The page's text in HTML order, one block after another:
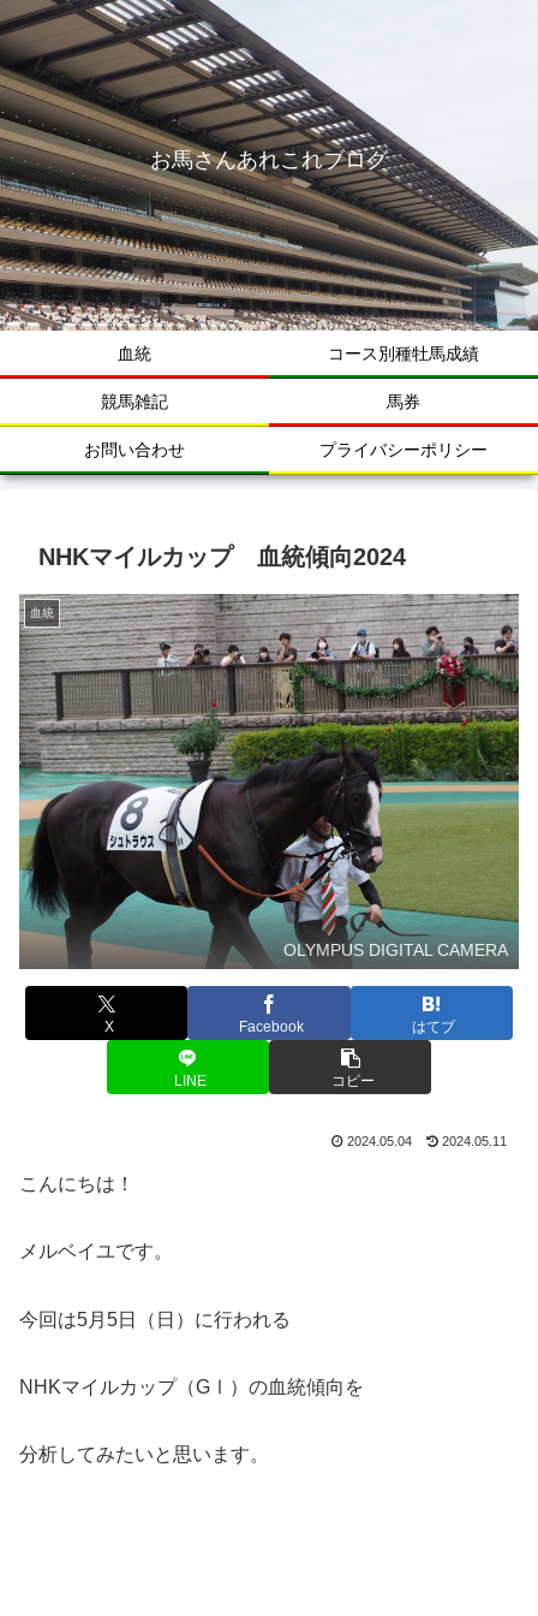
お馬さんあれこれブログ
血統 コース別種牡馬成績
競馬雑記 馬券
お問い合わせ プライバシーポリシー
NHKマイルカップ 血統傾向2024
血統
OLYMPUS DIGITAL CAMERA
X Facebook はてブ
LINE コピー
2024.05.04 2024.05.11
こんにちは！
メルベイユです。
今回は5月5日（日）に行われる
NHKマイルカップ（GⅠ）の血統傾向を
分析してみたいと思います。